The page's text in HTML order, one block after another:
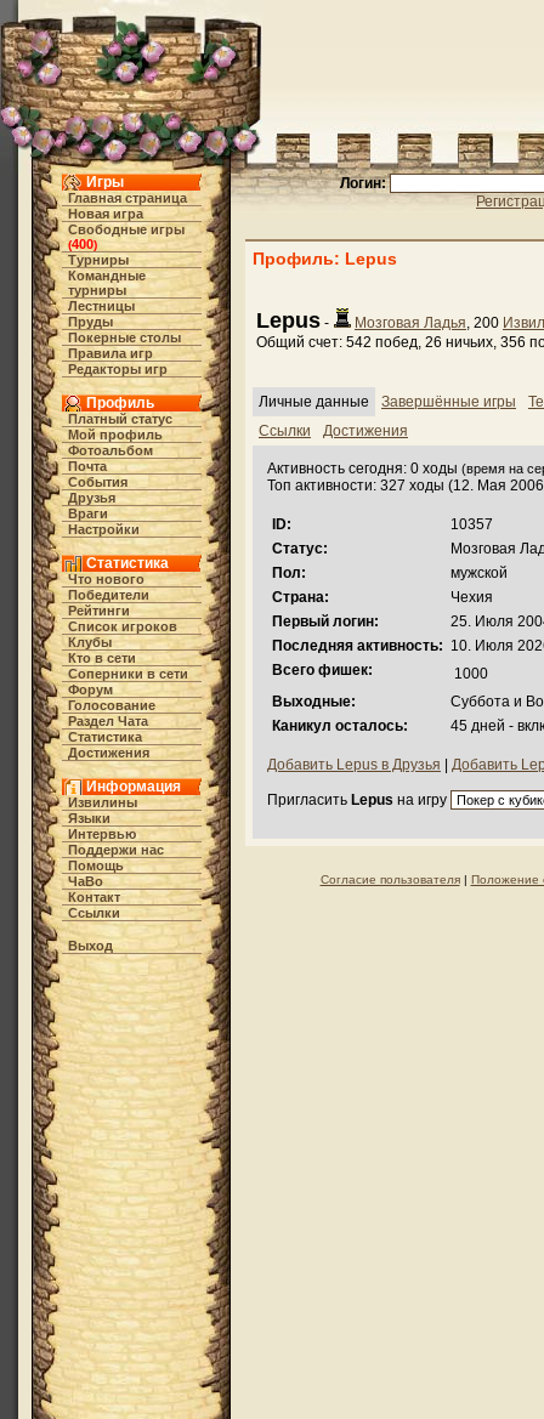
Игры
Главная страница
Новая игра
Свободные игры
(400)
Турниры
Командные
турниры
Лестницы
Пруды
Покерные столы
Правила игр
Редакторы игр
Профиль
Платный статус
Мой профиль
Фотоальбом
Почта
События
Друзья
Враги
Настройки
Статистика
Что нового
Победители
Рейтинги
Список игроков
Клубы
Кто в cети
Соперники в сети
Форум
Голосование
Раздел Чата
Статистика
Достижения
Информация
Извилины
Языки
Интервью
Поддержи нас
Помощь
ЧаВо
Контакт
Ссылки
Выход
Логин:
Профиль: Lepus
Lepus - Мозговая Ладья, 200
Общий счет: 542 побед, 26 ничьих, 356
Личные данные Завершённые игры
Ссылки
Достижения
Активность сегодня: 0 ходы (время на
Топ активности: 327 ходы (12. Мая
ID:
10357
Статус:
Мозговая
Пол:
мужской
Страна:
Чехия
Первый логин:
25. Июля
Последняя активность: 10. Июля
Всего фишек:
1000
Выходные:
Суббота и
Каникул осталось:
45 дней -
Добавить Lepus в Друзья Добавить
Пригласить Lepus на игру
Согласие пользователя| Положение